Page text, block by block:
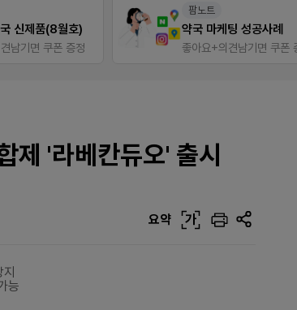
신제품(8월호)
남기면 쿠폰 증정
팜노트
약국 마케팅 성공사례
좋아요+의견남기면 쿠폰
제 '라베칸듀오' 출시
요약 가
능